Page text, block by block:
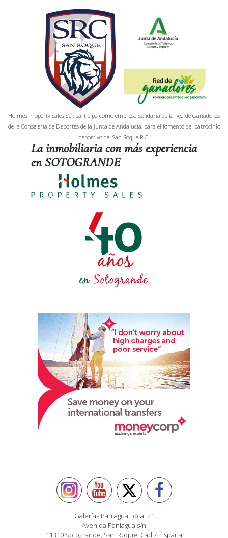
La inmobiliaria con más experiencia
en SOTOGRANDE
Holmes Property Sales SL , participa como empresa solidaria de la Red de Ganadores
de la Consejería de Deportes de la Junta de Andalucía, para el fomento del patrocinio
deportivo del San Roque R.C.
Galerías Paniagua, local 21
Avenida Paniagua s/n
11310 Sotogrande, San Roque, Cádiz, España